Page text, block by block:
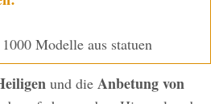
Modelle aus statuen
und die Anbetung von